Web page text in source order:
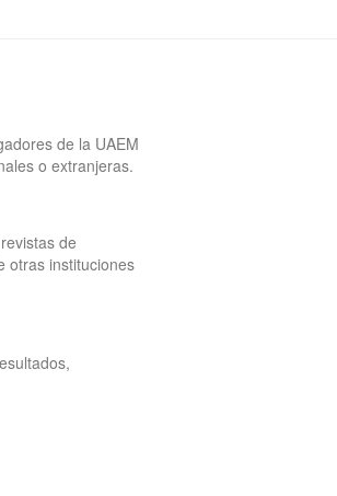
de la UAEM
o extranjeras.
de
otras instituciones